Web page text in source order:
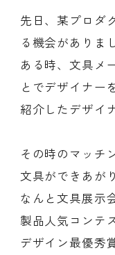
先日、某プロダ
る機会がありま
ある時、文具メ
とでデザイナー
紹介したデザイ
その時のマッチ
文具ができあがり
なんと文具展示
製品人気コンテ
デザイン最優秀